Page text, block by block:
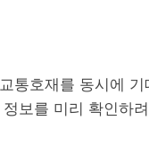
통호재를 동시에
보를 미리 확인하